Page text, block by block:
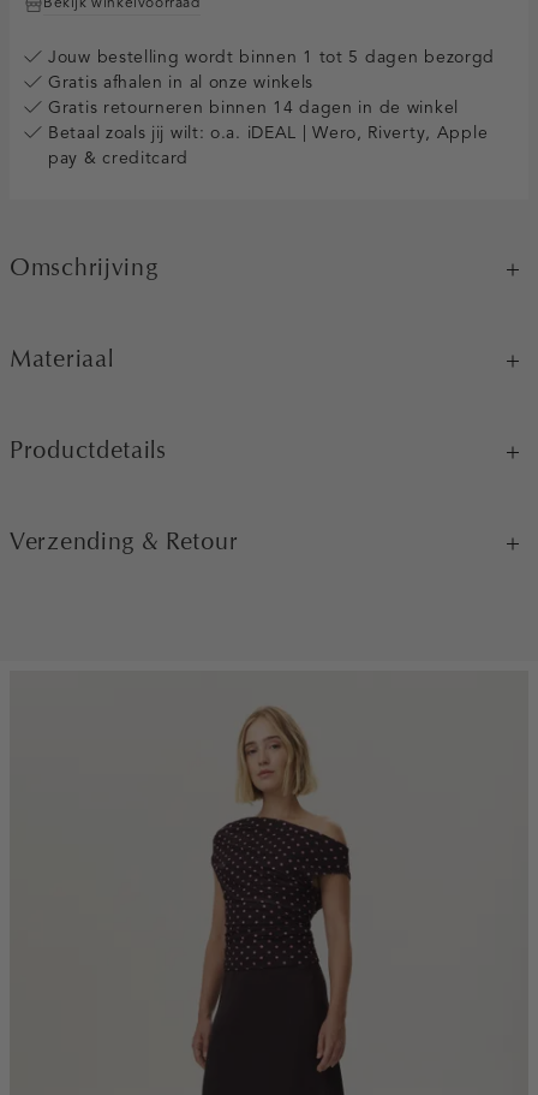
Jouw bestelling wordt binnen 1 tot 5 dagen bezorgd
Gratis afhalen in al onze winkels
Gratis retourneren binnen 14 dagen in de winkel
Betaal zoals jij wilt: o.a. iDEAL | Wero, Riverty, Apple
pay & creditcard
Omschrijving
Materiaal
Productdetails
Verzending & Retour